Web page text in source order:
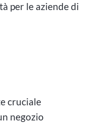
per le aziende di
cruciale
negozio